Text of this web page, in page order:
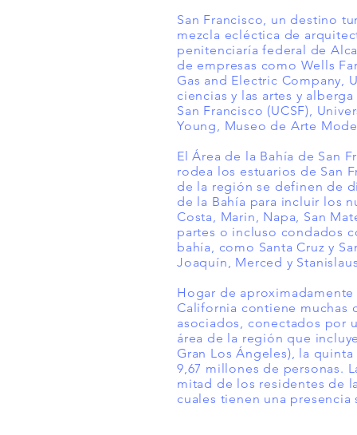
San Francisco, un destino
mezcla ecléctica de
penitenciaría federal de
de empresas como Wells
Gas and Electric Company,
ciencias y las artes y
San Francisco (UCSF),
Young, Museo de Arte
El Área de la Bahía de San
rodea los estuarios de San
de la región se definen de
de la Bahía para incluir los
Costa, Marin, Napa, San
partes o incluso condados
bahía, como Santa Cruz y
Joaquín, Merced y
Hogar de
California contiene muchas
asociados, conectados por
área de la región que
Gran Los Ángeles), la
9,67 millones de personas.
mitad de los residentes de
cuales tienen una